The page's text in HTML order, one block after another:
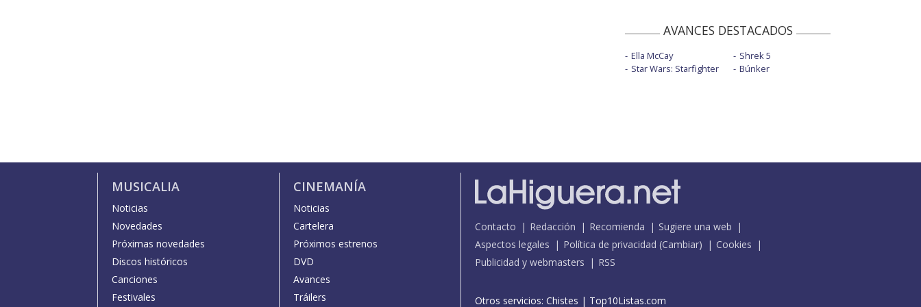
AVANCES DESTACADOS
Ella McCay
Star Wars: Starfighter
Shrek 5
Búnker
MUSICALIA
Noticias
Novedades
Próximas novedades
Discos históricos
Canciones
Festivales
CINEMANÍA
Noticias
Cartelera
Próximos estrenos
DVD
Avances
Tráilers
Contacto Redacción Recomienda
Sugiere una web
Aspectos legales
Política de privacidad (Cambiar)
Cookies
Publicidad y webmasters
RSS
Otros servicios: Chistes | Top10Listas.com